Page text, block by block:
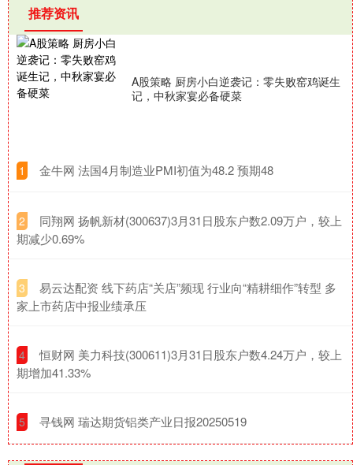
推荐资讯
A股策略 厨房小白逆袭记：零失败窑鸡诞生
记，中秋家宴必备硬菜
1 ​金牛网 法国4月制造业PMI初值为48.2 预期48
2
​同翔网 扬帆新材(300637)3月31日股东户数2.09万户，较上
期减少0.69%
3
​易云达配资 线下药店“关店”频现 行业向“精耕细作”转型 多
家上市药店中报业绩承压
4
​恒财网 美力科技(300611)3月31日股东户数4.24万户，较上
期增加41.33%
5 ​寻钱网 瑞达期货铝类产业日报20250519